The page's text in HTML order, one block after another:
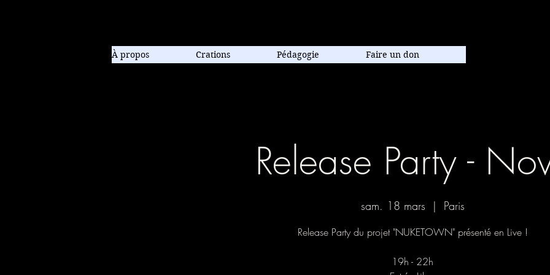
À propos Crations Pédagogie Faire un don
Release Party -
sam. 18 mars
  |
Paris
Release Party du projet "NUKETOWN" présenté en Live !
19h - 22h